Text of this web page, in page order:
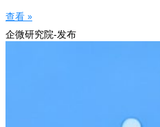
查看 »
企微研究院-发布